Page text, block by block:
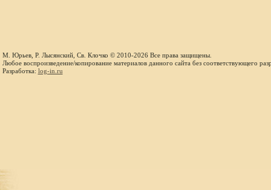
М. Юрьев, Р. Лысянский, Св. Клочко © 2010-2026 Все права защищены.
Любое воспроизведение/копирование материалов данного сайта без соответствующего
Разработка: log-in.ru